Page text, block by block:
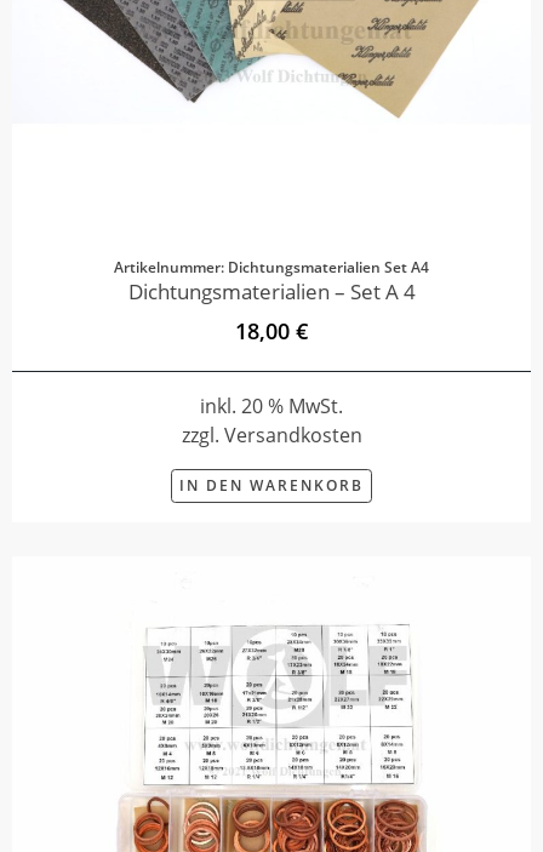
Artikelnummer: Dichtungsmaterialien Set A4
Dichtungsmaterialien – Set A 4
18,00 €
inkl. 20 % MwSt.
zzgl. Versandkosten
IN DEN WARENKORB